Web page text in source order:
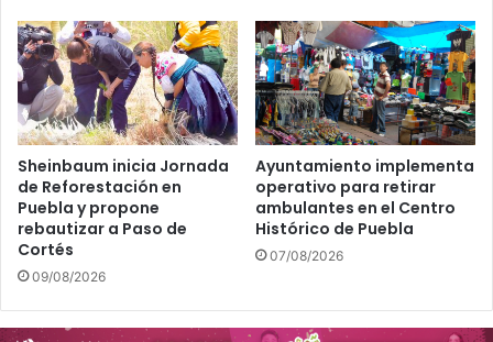
Sheinbaum inicia Jornada
de Reforestación en
Puebla y propone
rebautizar a Paso de
Cortés
09/08/2026
Ayuntamiento implementa
operativo para retirar
ambulantes en el Centro
Histórico de Puebla
07/08/2026